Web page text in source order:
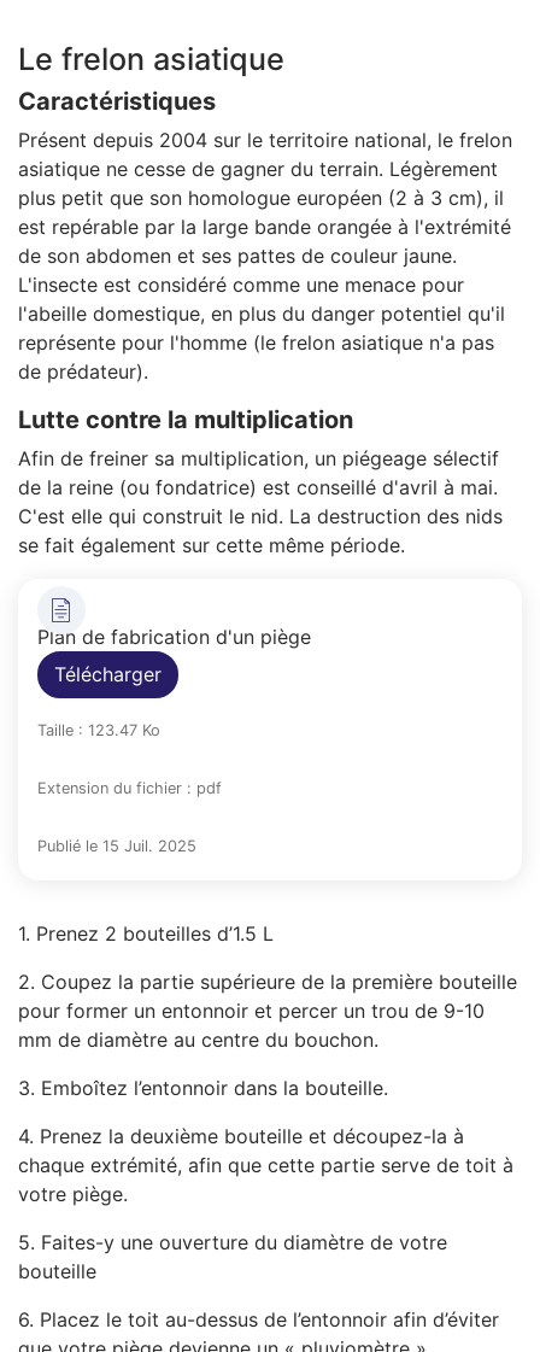
Le frelon asiatique
Caractéristiques
Présent depuis 2004 sur le territoire national, le frelon
asiatique ne cesse de gagner du terrain. Légèrement
plus petit que son homologue européen (2 à 3 cm), il
est repérable par la large bande orangée à l'extrémité
de son abdomen et ses pattes de couleur jaune.
L'insecte est considéré comme une menace pour
l'abeille domestique, en plus du danger potentiel qu'il
représente pour l'homme (le frelon asiatique n'a pas
de prédateur).
Lutte contre la multiplication
Afin de freiner sa multiplication, un piégeage sélectif
de la reine (ou fondatrice) est conseillé d'avril à mai.
C'est elle qui construit le nid. La destruction des nids
se fait également sur cette même période.
Plan de fabrication d'un piège
Télécharger
Taille : 123.47 Ko
Extension du fichier : pdf
Publié le 15 Juil. 2025
1. Prenez 2 bouteilles d’1.5 L
2. Coupez la partie supérieure de la première bouteille
pour former un entonnoir et percer un trou de 9-10
mm de diamètre au centre du bouchon.
3. Emboîtez l’entonnoir dans la bouteille.
4. Prenez la deuxième bouteille et découpez-la à
chaque extrémité, afin que cette partie serve de toit à
votre piège.
5. Faites-y une ouverture du diamètre de votre
bouteille
6. Placez le toit au-dessus de l’entonnoir afin d’éviter